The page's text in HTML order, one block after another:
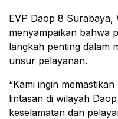
EVP Daop 8 Surabaya,
menyampaikan bahwa
langkah penting dalam
unsur pelayanan.
“Kami ingin
lintasan di wilayah
keselamatan dan